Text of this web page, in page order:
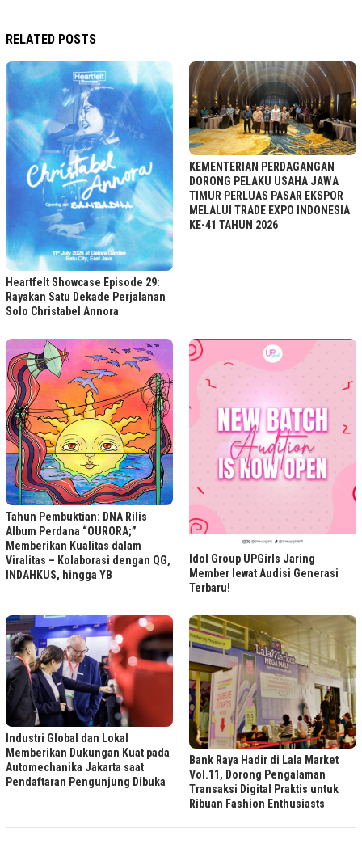
RELATED POSTS
Heartfelt Showcase Episode 29:
Rayakan Satu Dekade Perjalanan
Solo Christabel Annora
KEMENTERIAN PERDAGANGAN
DORONG PELAKU USAHA JAWA
TIMUR PERLUAS PASAR EKSPOR
MELALUI TRADE EXPO INDONESIA
KE-41 TAHUN 2026
Tahun Pembuktian: DNA Rilis
Album Perdana “OURORA;”
Memberikan Kualitas dalam
Viralitas – Kolaborasi dengan QG,
INDAHKUS, hingga YB
Idol Group UPGirls Jaring
Member lewat Audisi Generasi
Terbaru!
Industri Global dan Lokal
Memberikan Dukungan Kuat pada
Automechanika Jakarta saat
Pendaftaran Pengunjung Dibuka
Bank Raya Hadir di Lala Market
Vol.11, Dorong Pengalaman
Transaksi Digital Praktis untuk
Ribuan Fashion Enthusiasts